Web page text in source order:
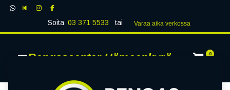
Soita 03 371 5533 tai Varaa aika verk​​​​ossa
Rengascenter Hämeenkyrö 0